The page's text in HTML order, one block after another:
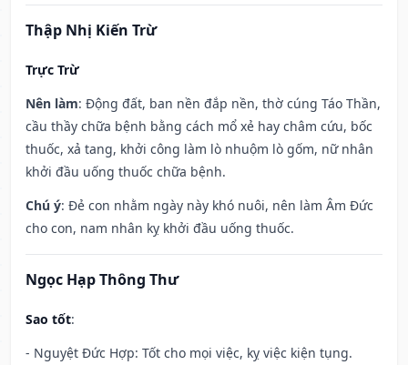
Thập Nhị Kiến Trừ
Trực Trừ
Nên làm: Động đất, ban nền đắp nền, thờ cúng Táo Thần,
cầu thầy chữa bệnh bằng cách mổ xẻ hay châm cứu, bốc
thuốc, xả tang, khởi công làm lò nhuộm lò gốm, nữ nhân
khởi đầu uống thuốc chữa bệnh.
Chú ý: Đẻ con nhằm ngày này khó nuôi, nên làm Âm Đức
cho con, nam nhân kỵ khởi đầu uống thuốc.
Ngọc Hạp Thông Thư
Sao tốt:
- Nguyệt Đức Hợp: Tốt cho mọi việc, kỵ việc kiện tụng.